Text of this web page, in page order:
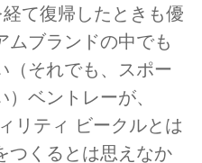
て復帰したときも優
ムブランドの中でも
（それでも、スポー
ベントレーが、
リティ ビークルとは
つくるとは思えなか